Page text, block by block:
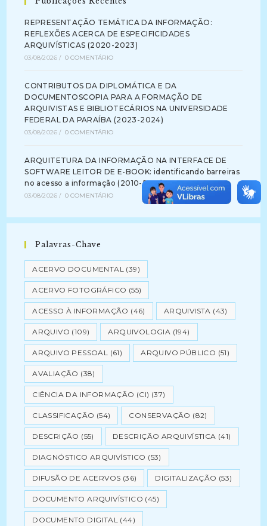
REPRESENTAÇÃO TEMÁTICA DA INFORMAÇÃO:
REFLEXÕES ACERCA DE ESPECIFICIDADES
ARQUIVÍSTICAS (2020-2023)
03/08/2026 / 0 COMENTÁRIO
CONTRIBUTOS DA DIPLOMÁTICA E DA
DOCUMENTOSCOPIA PARA A FORMAÇÃO DE
ARQUIVISTAS E BIBLIOTECÁRIOS NA UNIVERSIDADE
FEDERAL DA PARAÍBA (2023-2024)
03/08/2026 / 0 COMENTÁRIO
ARQUITETURA DA INFORMAÇÃO NA INTERFACE DE
SOFTWARE LEITOR DE E-BOOK: identificando barreiras
no acesso a informação (2010-2012)
03/08/2026 / 0 COMENTÁRIO
Palavras-Chave
ACERVO DOCUMENTAL (39)
ACERVO FOTOGRÁFICO (55)
ACESSO À INFORMAÇÃO (46) ARQUIVISTA (43)
ARQUIVO (109) ARQUIVOLOGIA (194)
ARQUIVO PESSOAL (61) ARQUIVO PÚBLICO (51)
AVALIAÇÃO (38)
CIÊNCIA DA INFORMAÇÃO (CI) (37)
CLASSIFICAÇÃO (54) CONSERVAÇÃO (82)
DESCRIÇÃO (55) DESCRIÇÃO ARQUIVÍSTICA (41)
DIAGNÓSTICO ARQUIVÍSTICO (53)
DIFUSÃO DE ACERVOS (36) DIGITALIZAÇÃO (53)
DOCUMENTO ARQUIVÍSTICO (45)
DOCUMENTO DIGITAL (44)